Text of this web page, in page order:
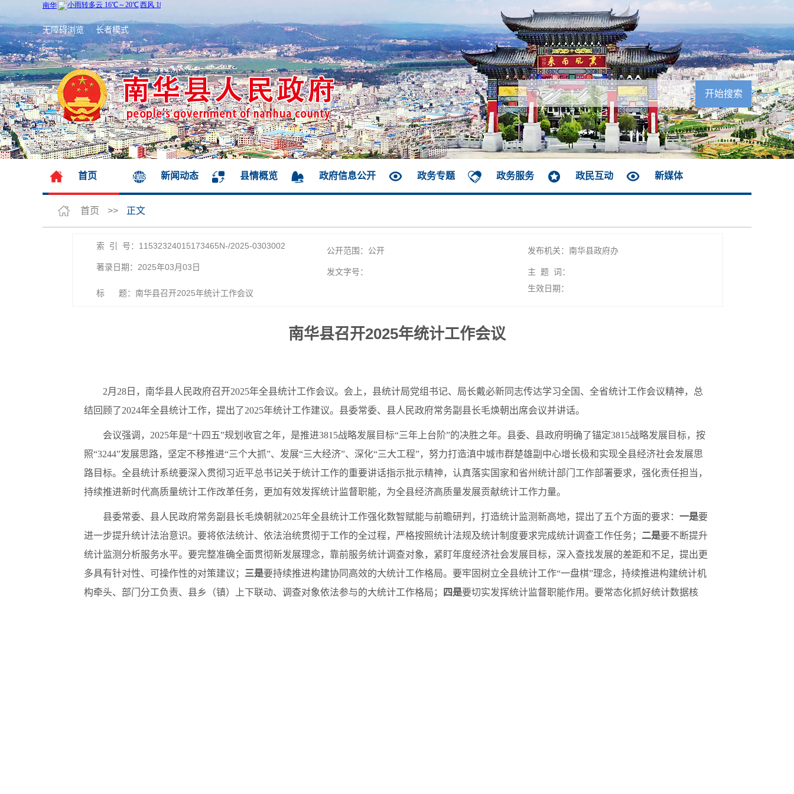
无障碍浏览 长者模式
首页 新闻动态 县情概览 政府信息公开 政务专题 政务服务 政民互动 新媒体
首页 >> 正文
索 引 号：11532324015173465N-/2025-0303002 公开范围：公开
发布机关：南华县政府办
著录日期：2025年03月03日
发文字号： 主 题 词：
标 题：南华县召开2025年统计工作会议 生效日期：
南华县召开2025年统计工作会议
2月28日，南华县人民政府召开2025年全县统计工作会议。会上，县统计局党组书记、局长戴必新同志传达学习全国、全省统计工作会议精神，总
结回顾了2024年全县统计工作，提出了2025年统计工作建议。县委常委、县人民政府常务副县长毛焕朝出席会议并讲话。
会议强调，2025年是“十四五”规划收官之年，是推进3815战略发展目标“三年上台阶”的决胜之年。县委、县政府明确了锚定3815战略发展目标，按
照“3244”发展思路，坚定不移推进“三个大抓”、发展“三大经济”、深化“三大工程”，努力打造滇中城市群楚雄副中心增长极和实现全县经济社会发展思
路目标。全县统计系统要深入贯彻习近平总书记关于统计工作的重要讲话指示批示精神，认真落实国家和省州统计部门工作部署要求，强化责任担当，
持续推进新时代高质量统计工作改革任务，更加有效发挥统计监督职能，为全县经济高质量发展贡献统计工作力量。
县委常委、县人民政府常务副县长毛焕朝就2025年全县统计工作强化数智赋能与前瞻研判，打造统计监测新高地，提出了五个方面的要求： 一是要
进一步提升统计法治意识。要将依法统计、依法治统贯彻于工作的全过程，严格按照统计法规及统计制度要求完成统计调查工作任务； 二是要不断提升
统计监测分析服务水平。要完整准确全面贯彻新发展理念，靠前服务统计调查对象，紧盯年度经济社会发展目标，深入查找发展的差距和不足，提出更
多具有针对性、可操作性的对策建议； 三是要持续推进构建协同高效的大统计工作格局。要牢固树立全县统计工作“一盘棋”理念，持续推进构建统计机
构牵头、部门分工负责、县乡（镇）上下联动、调查对象依法参与的大统计工作格局；
四是要切实发挥统计监督职能作用。要常态化抓好统计数据核